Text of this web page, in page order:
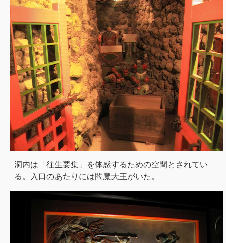
洞内は「往生要集」を体感するための空間とされてい
る。入口のあたりには閻魔大王がいた。